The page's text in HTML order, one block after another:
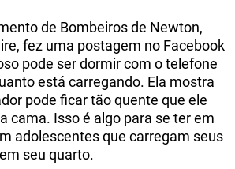
de Bombeiros de Newton,
fez uma postagem no Facebook
pode ser dormir com o telefone
está carregando. Ela mostra
pode ficar tão quente que ele
cama. Isso é algo para se ter em
adolescentes que carregam seus
seu quarto.